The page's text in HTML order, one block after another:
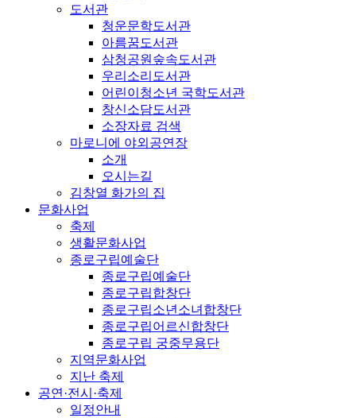
도서관
청운문학도서관
아름꿈도서관
삼청공원숲속도서관
우리소리도서관
어린이청소년 국학도서관
창신소담도서관
소장자료 검색
마로니에 야외공연장
소개
오시는길
김창열 화가의 집
문화사업
축제
생활문화사업
종로구립예술단
종로구립예술단
종로구립합창단
종로구립소년소녀합창단
종로구립어르신합창단
종로구립 궁중무용단
지역문화사업
지난 축제
공연·전시·축제
일정안내